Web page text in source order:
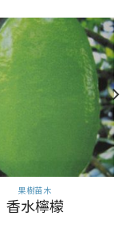
果樹苗木
香水檸檬